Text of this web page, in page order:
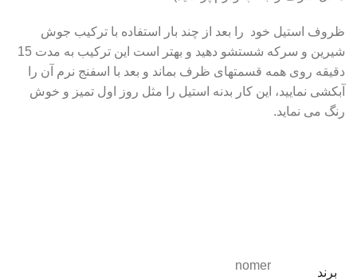
ظروف استیل خود را بعد از چند بار استفاده با ترکیب جوش
شیرین و سرکه شستشو دهید و بهتر است این ترکیب به مدت 15
دقیقه روی همه قسمتهای ظرف بماند و بعد با اسفنج نرم آن را
آبکشی نمایید، این کار بدنه استیل را مثل روز اول تمیز و خوش
رنگ می نماید.
برند
nomer